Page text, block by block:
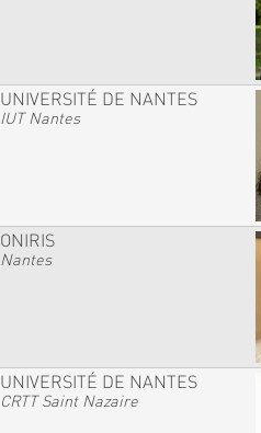
UNIVERSITÉ DE NANTES
IUT Nantes
ONIRIS
Nantes
UNIVERSITÉ DE NANTES
CRTT Saint Nazaire